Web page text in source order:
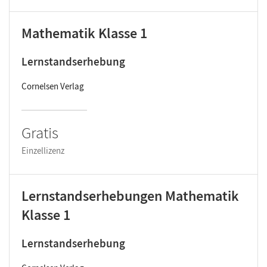
Mathematik Klasse 1
Lernstandserhebung
Cornelsen Verlag
Gratis
Einzellizenz
Lernstandserhebungen Mathematik
Klasse 1
Lernstandserhebung